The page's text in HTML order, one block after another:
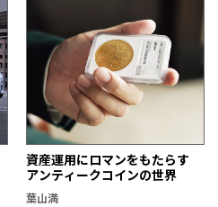
資産運用にロマンをもたらす
アンティークコインの世界
葉山満